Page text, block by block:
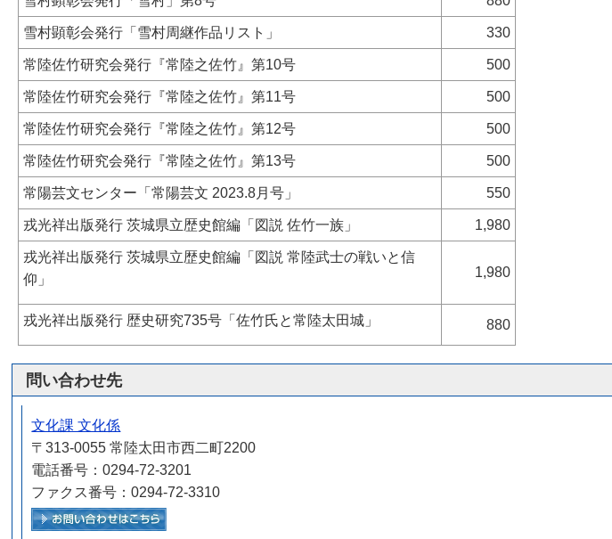
雪村顕彰会発行「雪村周継作品リスト」 330
常陸佐竹研究会発行『常陸之佐竹』第10号 500
常陸佐竹研究会発行『常陸之佐竹』第11号 500
常陸佐竹研究会発行『常陸之佐竹』第12号 500
常陸佐竹研究会発行『常陸之佐竹』第13号 500
常陽芸文センター「常陽芸文 2023.8月号」 550
戎光祥出版発行 茨城県立歴史館編「図説 佐竹一族」 1,980
戎光祥出版発行 茨城県立歴史館編「図説 常陸武士の戦いと信
仰」
1,980
戎光祥出版発行 歴史研究735号「佐竹氏と常陸太田城」 880
問い合わせ先
文化課 文化係
〒313-0055 常陸太田市西二町2200
電話番号：0294-72-3201
ファクス番号：0294-72-3310